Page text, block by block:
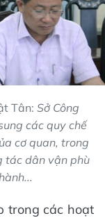
Tân: Sở Công
các quy chế
cơ quan, trong
tác dân vận phù
trong các hoạt